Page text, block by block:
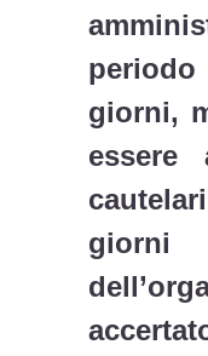
giorni,
essere